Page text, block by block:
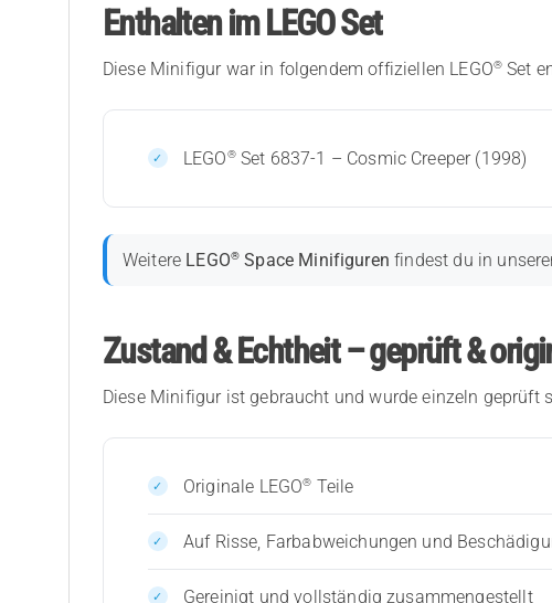
Enthalten im LEGO Set
Diese Minifigur war in folgendem offiziellen LEGO® Set
LEGO®Set 6837-1 – Cosmic Creeper (1998)
Weitere LEGO® Space Minifiguren findest du in
Zustand & Echtheit – geprüft &
Diese Minifigur ist gebraucht und wurde einzeln geprüft
Originale LEGO® Teile
Auf Risse, Farbabweichungen und
Gereinigt und vollständig zusammengestellt